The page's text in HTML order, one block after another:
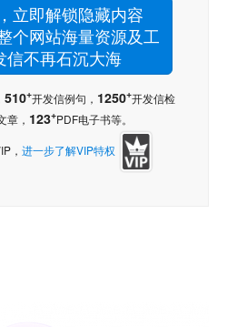
立即解锁隐藏内容
个网站海量资源及工
信不再石沉大海
510+开发信例句， 1250+开发信检
章， 123+PDF电子书等。
， 进一步了解VIP特权